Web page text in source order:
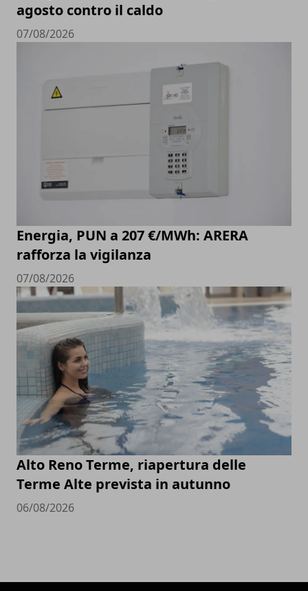
agosto contro il caldo
07/08/2026
Energia, PUN a 207 €/MWh: ARERA
rafforza la vigilanza
07/08/2026
Alto Reno Terme, riapertura delle
Terme Alte prevista in autunno
06/08/2026